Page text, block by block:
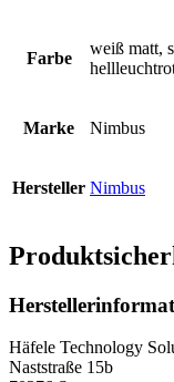
Farbe
weiß matt,
Marke Nimbus
Hersteller Nimbus
Häfele Technology
Naststraße 15b